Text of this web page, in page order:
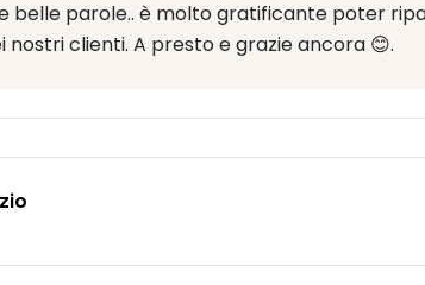
belle parole.. è molto gratificante poter
nostri clienti. A presto e grazie ancora 😊.